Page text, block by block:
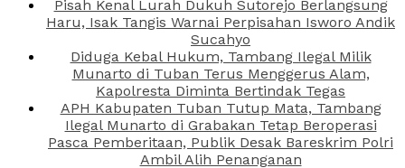
Pisah Kenal Lurah Dukuh Sutorejo Berlangsung
Haru, Isak Tangis Warnai Perpisahan Isworo Andik
Sucahyo
Diduga Kebal Hukum, Tambang Ilegal Milik
Munarto di Tuban Terus Menggerus Alam,
Kapolresta Diminta Bertindak Tegas
APH Kabupaten Tuban Tutup Mata, Tambang
Ilegal Munarto di Grabakan Tetap Beroperasi
Pasca Pemberitaan, Publik Desak Bareskrim Polri
Ambil Alih Penanganan